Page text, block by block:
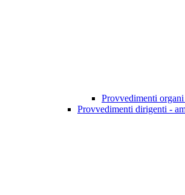
Provvedimenti
Provvedimenti dirigenti -